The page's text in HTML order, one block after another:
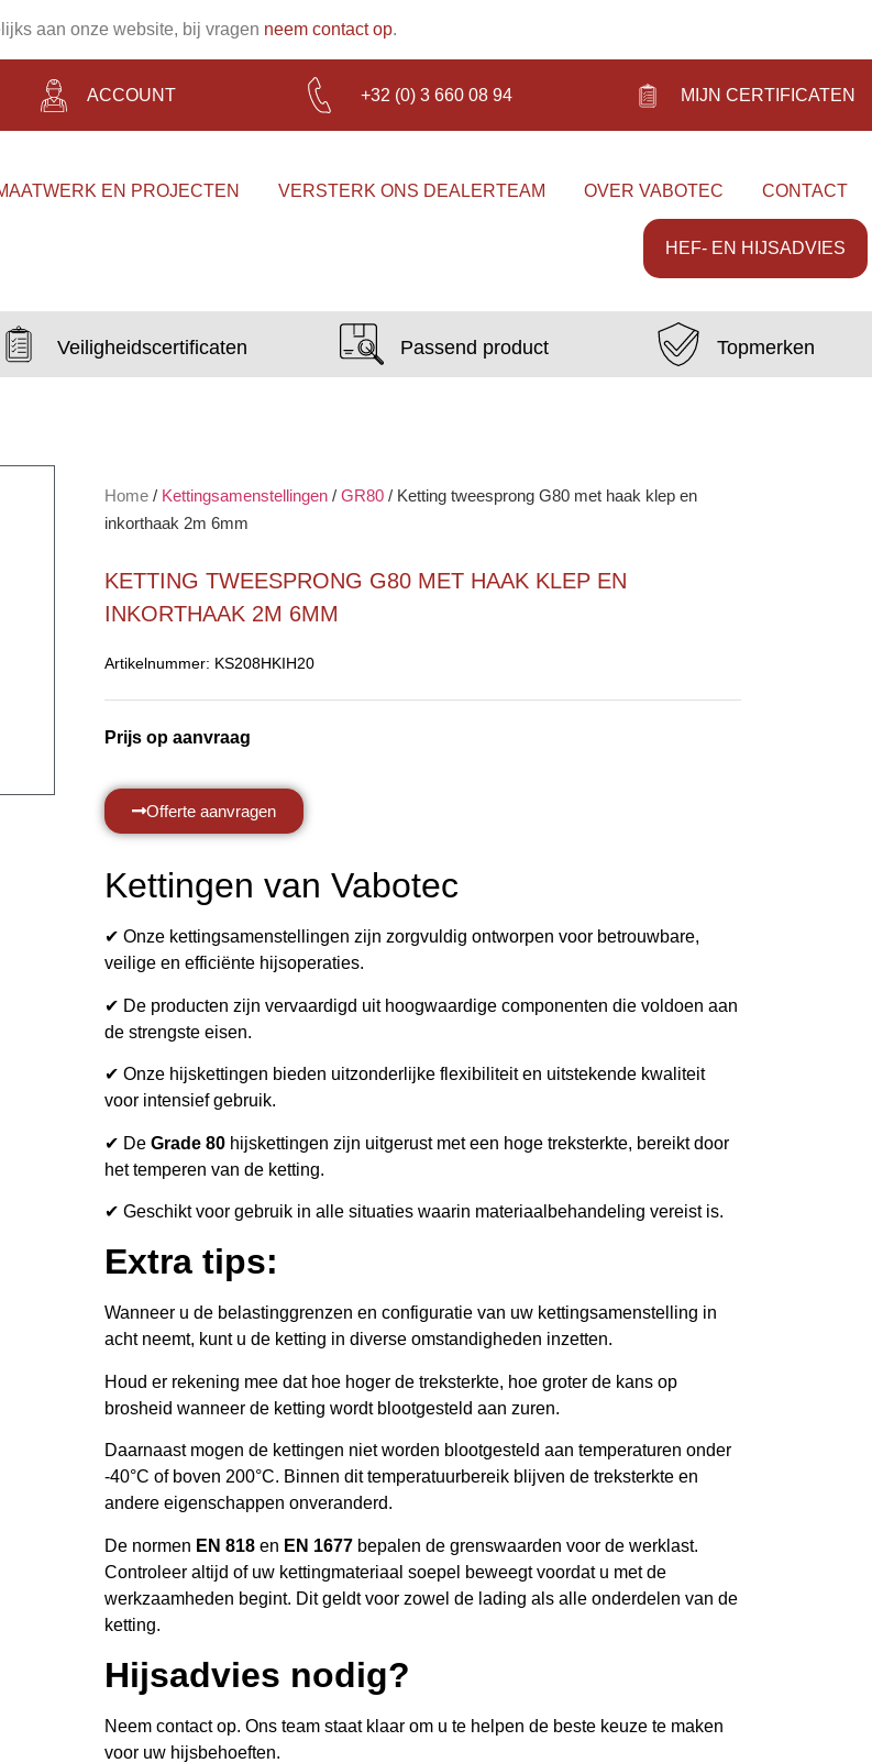
aan onze website, bij vragen neem contact op.
ACCOUNT +32 (0) 3 660 08 94 MIJN CERTIFICATEN
EN PROJECTEN VERSTERK ONS DEALERTEAM OVER VABOTEC CONTACT
HEF- EN HIJSADVIES
Veiligheidscertificaten Passend product Topmerken
Home / Kettingsamenstellingen / GR80 / Ketting tweesprong G80 met haak klep en
inkorthaak 2m 6mm
KETTING TWEESPRONG G80 MET HAAK KLEP EN
INKORTHAAK 2M 6MM
Artikelnummer: KS208HKIH20
Prijs op aanvraag
Offerte aanvragen
Kettingen van Vabotec
✔ Onze kettingsamenstellingen zijn zorgvuldig ontworpen voor betrouwbare,
veilige en efficiënte hijsoperaties.
✔ De producten zijn vervaardigd uit hoogwaardige componenten die voldoen aan
de strengste eisen.
✔ Onze hijskettingen bieden uitzonderlijke flexibiliteit en uitstekende kwaliteit
voor intensief gebruik.
✔ De Grade 80 hijskettingen zijn uitgerust met een hoge treksterkte, bereikt door
het temperen van de ketting.
✔ Geschikt voor gebruik in alle situaties waarin materiaalbehandeling vereist is.
Extra tips:
Wanneer u de belastinggrenzen en configuratie van uw kettingsamenstelling in
acht neemt, kunt u de ketting in diverse omstandigheden inzetten.
Houd er rekening mee dat hoe hoger de treksterkte, hoe groter de kans op
brosheid wanneer de ketting wordt blootgesteld aan zuren.
Daarnaast mogen de kettingen niet worden blootgesteld aan temperaturen onder
-40°C of boven 200°C. Binnen dit temperatuurbereik blijven de treksterkte en
andere eigenschappen onveranderd.
De normen EN 818 en EN 1677 bepalen de grenswaarden voor de werklast.
Controleer altijd of uw kettingmateriaal soepel beweegt voordat u met de
werkzaamheden begint. Dit geldt voor zowel de lading als alle onderdelen van de
ketting.
Hijsadvies nodig?
Neem contact op. Ons team staat klaar om u te helpen de beste keuze te maken
voor uw hijsbehoeften.